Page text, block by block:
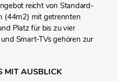
reicht von Standard-
(44m2) mit getrennten
Platz für bis zu vier
Smart-TVs gehören zur
MIT AUSBLICK